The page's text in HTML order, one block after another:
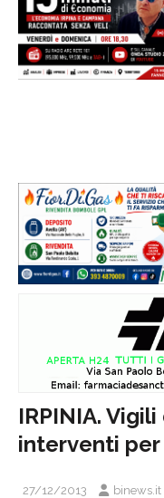
IRPINIA.
interventi
27/12/2013 binews.it